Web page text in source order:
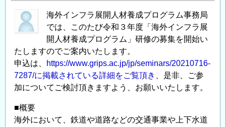
海外インフラ展開人材養成プログラム事務局
では、このたび令和３年度「海外インフラ展
開⼈材養成プログラム」研修の募集を開始い
たしますのでご案内いたします。
申込は、
https://www.grips.ac.jp/jp/seminars/20210716-
7287/に掲載されている詳細をご覧頂き
、是非、ご参
加についてご検討頂きますよう、お願いいたします。
■概要
海外において、鉄道や道路などの交通事業や上下水道